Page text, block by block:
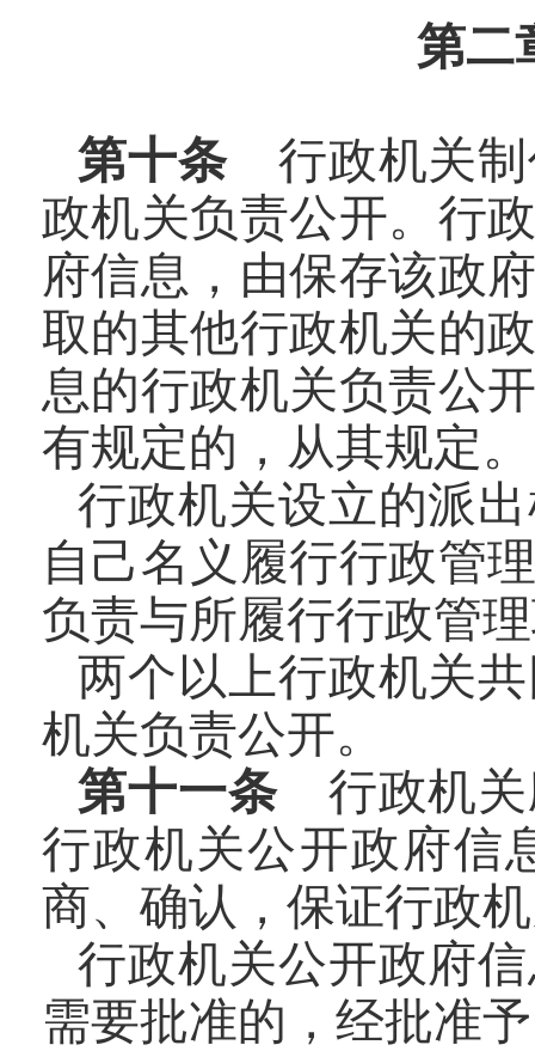
第二
第十条行政机关制
政机关负责公开。行
府信息，由保存该政
取的其他行政机关的
息的行政机关负责公
有规定的，从其规定。
行政机关设立的派
自己名义履行行政管
负责与所履行行政管
两个以上行政机关
机关负责公开。
第十一条行政机关
行政机关公开政府信
商、确认，保证行政
行政机关公开政府
需要批准的，经批准